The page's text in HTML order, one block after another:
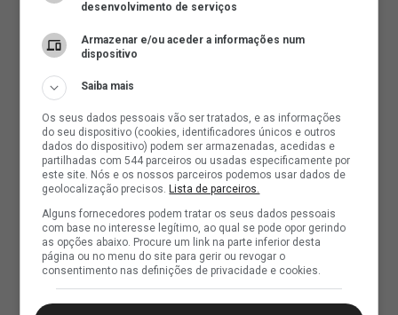
desenvolvimento de serviços
Armazenar e/ou aceder a informações num
dispositivo
Saiba mais
Os seus dados pessoais vão ser tratados, e as informações
do seu dispositivo (cookies, identificadores únicos e outros
dados do dispositivo) podem ser armazenadas, acedidas e
partilhadas com 544 parceiros ou usadas especificamente por
este site. Nós e os nossos parceiros podemos usar dados de
geolocalização precisos. Lista de parceiros.
Alguns fornecedores podem tratar os seus dados pessoais
com base no interesse legítimo, ao qual se pode opor gerindo
as opções abaixo. Procure um link na parte inferior desta
página ou no menu do site para gerir ou revogar o
consentimento nas definições de privacidade e cookies.